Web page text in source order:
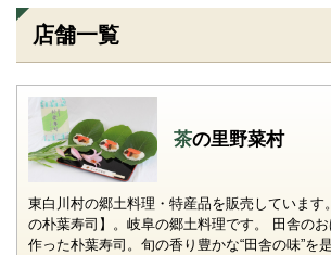
店舗一覧
茶の里野菜村
東白川村の郷土料理・特産品を販売しています
の朴葉寿司】。岐阜の郷土料理です。 田舎の
作った朴葉寿司。旬の香り豊かな“田舎の味”を